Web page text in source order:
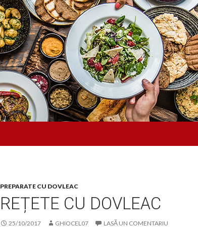
PREPARATE CU DOVLEAC
REȚETE CU DOVLEAC
25/10/2017 GHIOCEL07 LASĂ UN COMENTARIU